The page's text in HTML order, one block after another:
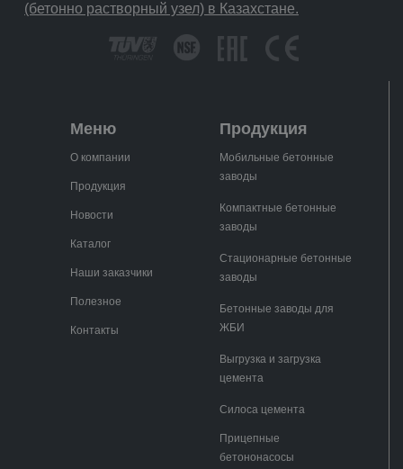
(бетонно растворный узел) в Казахстане.
Меню
О компании
Продукция
Новости
Каталог
Наши заказчики
Полезное
Контакты
Продукция
Мобильные бетонные
заводы
Компактные бетонные
заводы
Стационарные бетонные
заводы
Бетонные заводы для
ЖБИ
Выгрузка и загрузка
цемента
Силоса цемента
Прицепные
бетононасосы